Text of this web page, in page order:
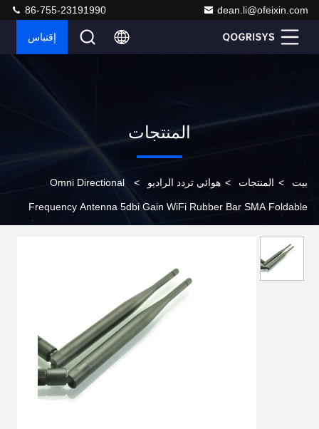
dean.li@ofeixin.com
86-755-23191990
إقتباس
المنتجات
بيت > المنتجات > هوائي تردد الراديو >
Omni Directional
Frequency Antenna 5dbi Gain WiFi Rubber Bar SMA Foldable